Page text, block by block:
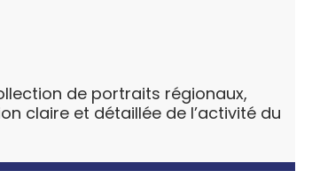
de portraits régionaux,
claire et détaillée de l’activité du